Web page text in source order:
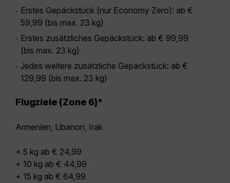
Erstes Gepäckstück (nur Economy Zero): ab €
59,99 (bis max. 23 kg)
Erstes zusätzliches Gepäckstück: ab € 99,99
(bis max. 23 kg)
Jedes weitere zusätzliche Gepäckstück: ab €
129,99 (bis max. 23 kg)
Flugziele (Zone 6)*
Armenien, Libanon, Irak
+ 5 kg ab € 24,99
+ 10 kg ab € 44,99
+ 15 kg ab € 64,99